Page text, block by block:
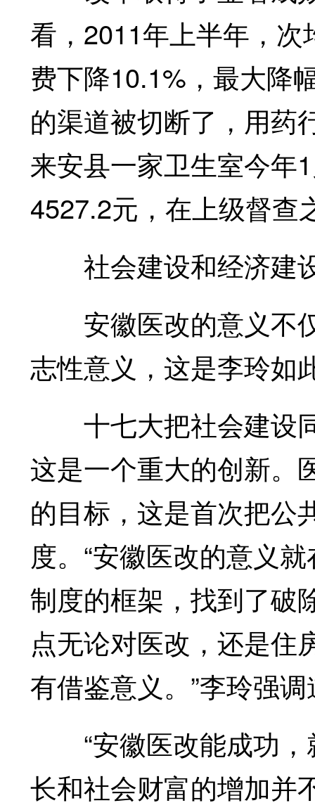
看，2011年上半年，
费下降10.1%，最大降
的渠道被切断了，用药
来安县一家卫生室今年
4527.2元，在上级督查
社会建设和经济建
安徽医改的意义不
志性意义，这是李玲如
十七大把社会建设
这是一个重大的创新。
的目标，这是首次把公
度。“安徽医改的意义
制度的框架，找到了破
点无论对医改，还是住
有借鉴意义。”李玲强
“安徽医改能成功，
长和社会财富的增加并